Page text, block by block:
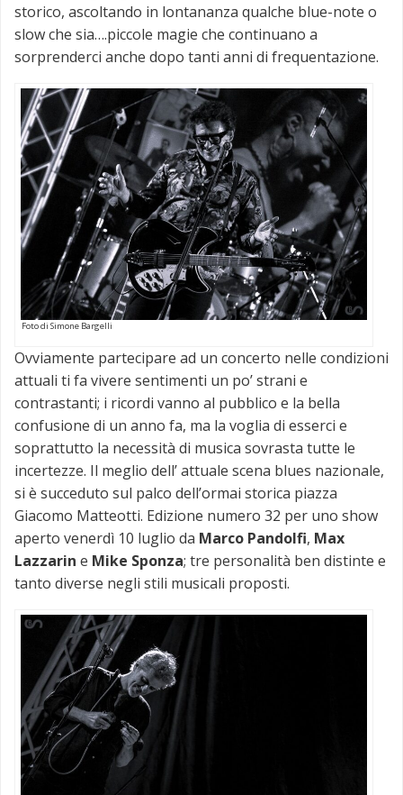
storico, ascoltando in lontananza qualche blue-note o
slow che sia….piccole magie che continuano a
sorprenderci anche dopo tanti anni di frequentazione.
Foto di Simone Bargelli
Ovviamente partecipare ad un concerto nelle condizioni
attuali ti fa vivere sentimenti un po’ strani e
contrastanti; i ricordi vanno al pubblico e la bella
confusione di un anno fa, ma la voglia di esserci e
soprattutto la necessità di musica sovrasta tutte le
incertezze. Il meglio dell’ attuale scena blues nazionale,
si è succeduto sul palco dell’ormai storica piazza
Giacomo Matteotti. Edizione numero 32 per uno show
aperto venerdì 10 luglio da Marco Pandolfi, Max
Lazzarin e Mike Sponza; tre personalità ben distinte e
tanto diverse negli stili musicali proposti.